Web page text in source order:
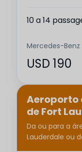
10 a 14
Mercedes-Benz
USD 190
Aeroporto
de Fort
Da ou para a
Lauderdale ou